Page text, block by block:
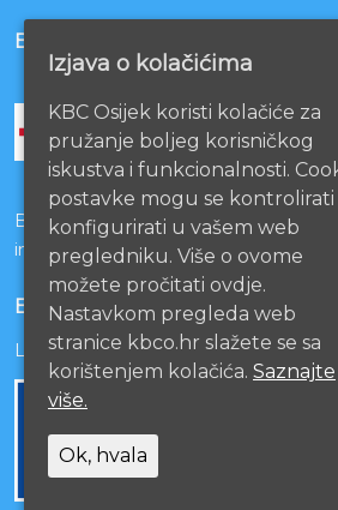
BOLNICE PARTNERI
Bolnice s kojima je potpisan ugovor o
integraciji
EU PROJEKTI
Lista projekata
Izjava o kolačićima
KBC Osijek koristi kolačiće za
pružanje boljeg korisničkog
iskustva i funkcionalnosti.
postavke mogu se kontrolirati
konfigurirati u vašem web
pregledniku. Više o ovome
možete pročitati ovdje.
Nastavkom pregleda web
stranice kbco.hr slažete se sa
korištenjem kolačića. Saznajte
više.
Ok, hvala